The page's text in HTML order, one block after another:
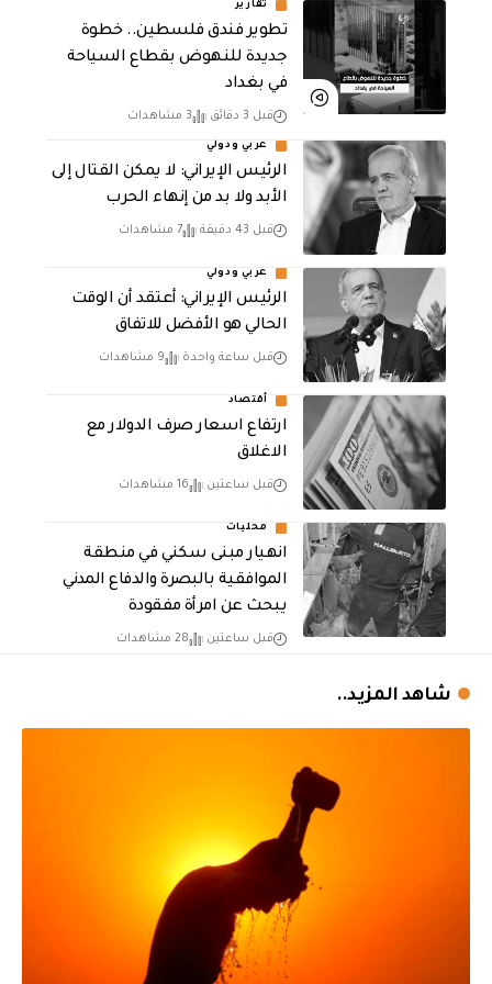
تقارير
تطوير فندق فلسطين.. خطوة
جديدة للنهوض بقطاع السياحة
في بغداد
قبل 3 دقائق 3 مشاهدات
عربي ودولي
الرئيس الإيراني: لا يمكن القتال إلى
الأبد ولا بد من إنهاء الحرب
قبل 43 دقيقة 7 مشاهدات
عربي ودولي
الرئيس الإيراني: أعتقد أن الوقت
الحالي هو الأفضل للاتفاق
قبل ساعة واحدة 9 مشاهدات
أقتصاد
ارتفاع اسعار صرف الدولار مع
الاغلاق
قبل ساعتين 16 مشاهدات
محليات
انهيار مبنى سكني في منطقة
الموافقية بالبصرة والدفاع المدني
يبحث عن امرأة مفقودة
قبل ساعتين 28 مشاهدات
شاهد المزيد..